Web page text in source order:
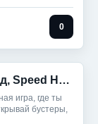
0
Pokémon TCG Pocket (Мод, Speed Hack)
игра, где ты
бустеры,